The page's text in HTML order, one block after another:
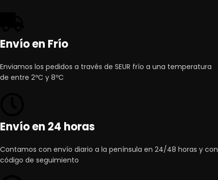
Envío en Frío
Enviamos los pedidos a través de SEUR frío a una temperatura
de entre 2ºC y 8ºC
Envío en 24 horas
Contamos con envío diario a la península en 24/48 horas y con
código de seguimiento